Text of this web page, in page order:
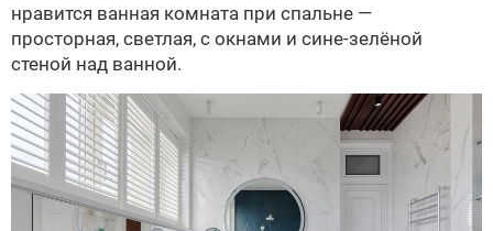
нравится ванная комната при спальне —
просторная, светлая, с окнами и сине-зелёной
стеной над ванной.